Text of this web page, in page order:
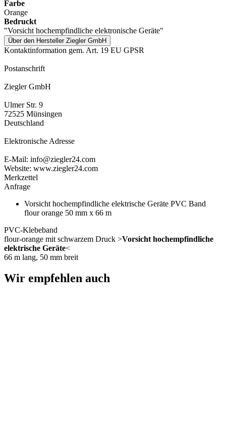
Farbe
Orange
Bedruckt
"Vorsicht hochempfindliche elektronische Geräte"
Über den Hersteller Ziegler GmbH
Kontaktinformation gem. Art. 19 EU GPSR
Postanschrift
Ziegler GmbH
Ulmer Str. 9
72525 Münsingen
Deutschland
Elektronische Adresse
E-Mail: info@ziegler24.com
Website: www.ziegler24.com
Merkzettel
Anfrage
Vorsicht hochempfindliche elektrische Geräte PVC Band
flour orange 50 mm x 66 m
PVC-Klebeband
flour-orange mit schwarzem Druck >Vorsicht hochempfindliche
elektrische Geräte<
66 m lang, 50 mm breit
Wir empfehlen auch